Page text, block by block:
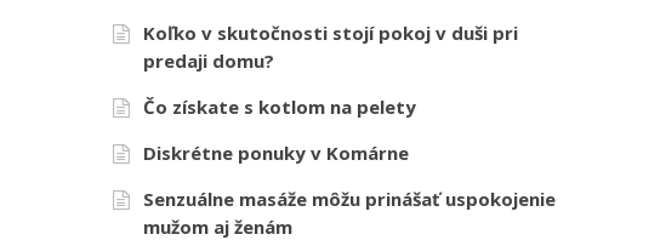
Koľko v skutočnosti stojí pokoj v duši pri
predaji domu?
Čo získate s kotlom na pelety
Diskrétne ponuky v Komárne
Senzuálne masáže môžu prinášať uspokojenie
mužom aj ženám